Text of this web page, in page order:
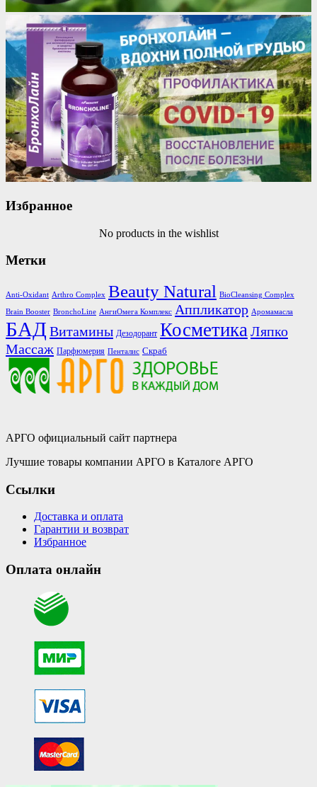
Избранное
No products in the wishlist
Метки
Anti-Oxidant Arthro Complex Beauty Natural BioCleansing Complex
Brain Booster BronchoLine АнгиОмега Комплекс Аппликатор Аромамасла
БАД Витамины Дезодорант КосметикаЛяпко
Массаж Парфюмерия Пенталис Скраб
АРГО официальный сайт партнера
Лучшие товары компании АРГО в Каталоге АРГО
Ссылки
Доставка и оплата
Гарантии и возврат
Избранное
Оплата онлайн